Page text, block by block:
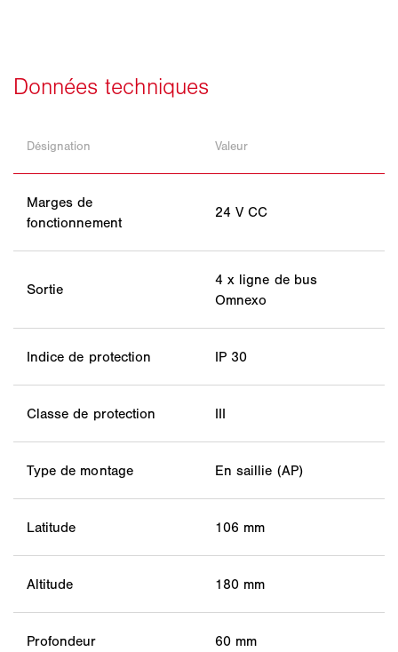
Désignation Valeur
Marges de
fonctionnement
24 V CC
Sortie
4 x ligne de bus
Omnexo
Indice de protection IP 30
Classe de protection III
Type de montage En saillie (AP)
Latitude 106 mm
Altitude 180 mm
Profondeur 60 mm